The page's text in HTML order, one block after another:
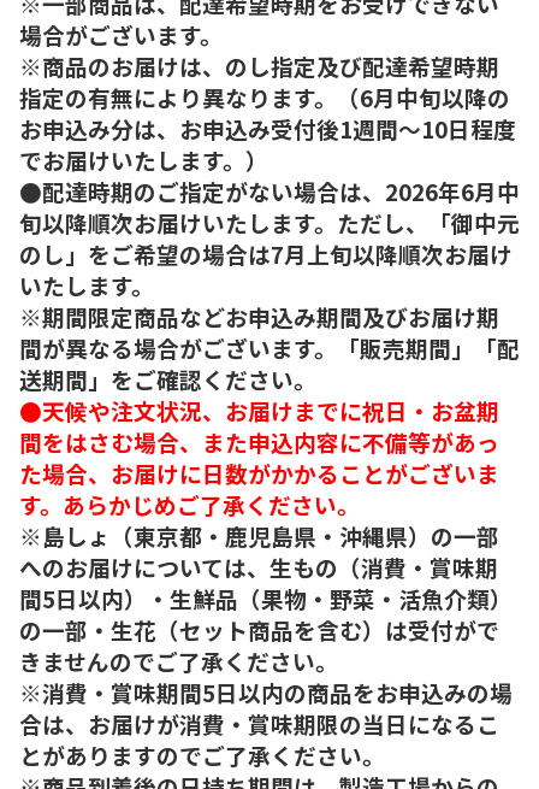
場合がございます。
※商品のお届けは、のし指定及び配達希望時期
指定の有無により異なります。（6月中旬以降の
お申込み分は、お申込み受付後1週間～10日程度
でお届けいたします。）
●配達時期のご指定がない場合は、2026年6月中
旬以降順次お届けいたします。ただし、「御中元
のし」をご希望の場合は7月上旬以降順次お届け
いたします。
※期間限定商品などお申込み期間及びお届け期
間が異なる場合がございます。「販売期間」「配
送期間」をご確認ください。
●天候や注文状況、お届けまでに祝日・お盆期
間をはさむ場合、また申込内容に不備等があっ
た場合、お届けに日数がかかることがございま
す。あらかじめご了承ください。
※島しょ（東京都・鹿児島県・沖縄県）の一部
へのお届けについては、生もの（消費・賞味期
間5日以内）・生鮮品（果物・野菜・活魚介類）
の一部・生花（セット商品を含む）は受付がで
きませんのでご了承ください。
※消費・賞味期間5日以内の商品をお申込みの場
合は、お届けが消費・賞味期限の当日になるこ
とがありますのでご了承ください。